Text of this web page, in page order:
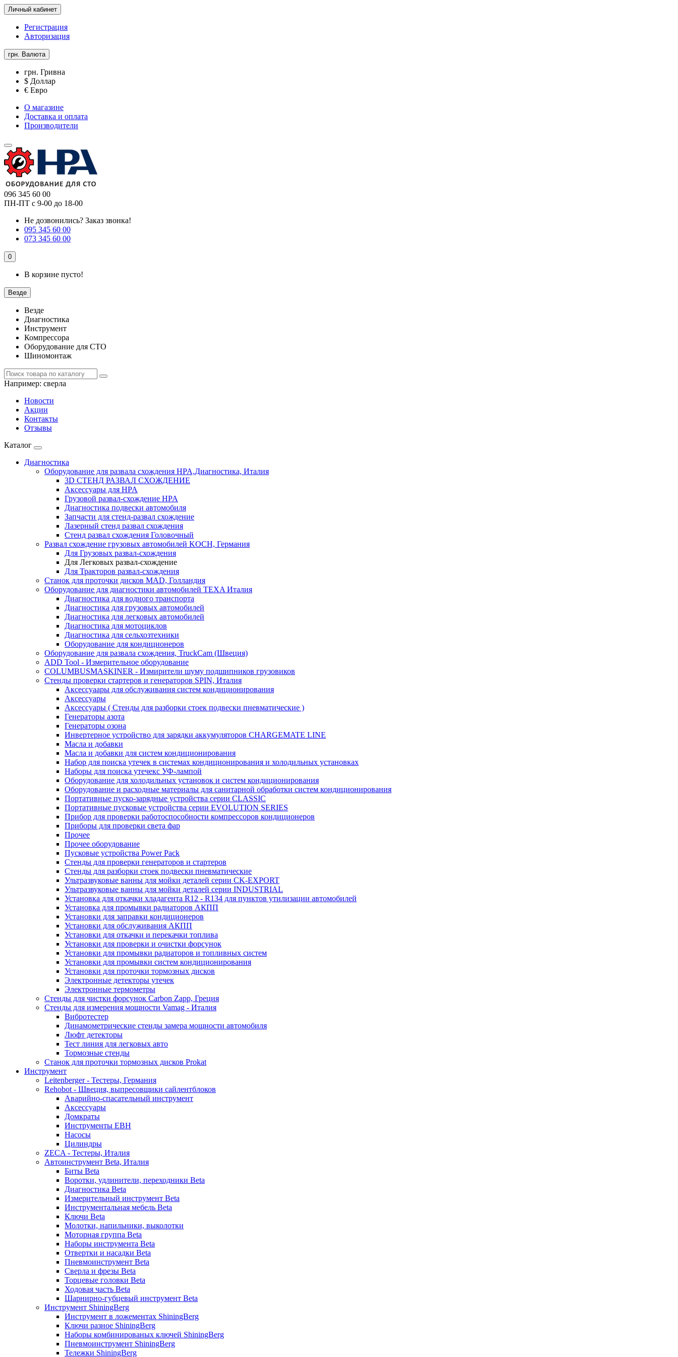
Личный кабинет
Регистрация
Авторизация
грн. Валюта
грн. Гривна
$ Доллар
€ Евро
О магазине
Доставка и оплата
Производители
096 345 60 00
ПН-ПТ с 9-00 до 18-00
Не дозвонились? Заказ звонка!
095 345 60 00
073 345 60 00
0
В корзине пусто!
Везде
Везде
Диагностика
Инструмент
Компрессора
Оборудование для СТО
Шиномонтаж
Например: сверла
Новости
Акции
Контакты
Отзывы
Каталог
Диагностика
Оборудование для развала схождения HPA,Диагностика, Италия
3D СТЕНД РАЗВАЛ СХОЖДЕНИЕ
Аксессуары для HPA
Грузовой развал-схождение HPA
Диагностика подвески автомобиля
Запчасти для стенд-развал схождение
Лазерный стенд развал схождения
Стенд развал схождения Головочный
Развал схождение грузовых автомобилей KOCH, Германия
Для Грузовых развал-схождения
Для Легковых развал-схождение
Для Тракторов развал-схождения
Станок для проточки дисков MAD, Голландия
Оборудование для диагностики автомобилей TEXA Италия
Диагностика для водного транспорта
Диагностика для грузовых автомобилей
Диагностика для легковых автомобилей
Диагностика для мотоциклов
Диагностика для сельхозтехники
Оборудование для кондиционеров
Оборудование для развала схождения, TruckCam (Швеция)
ADD Tool - Измерительное оборудование
COLUMBUSMASKINER - Измирители шуму подшипников грузовиков
Стенды проверки стартеров и генераторов SPIN, Италия
Аксессуаары для обслуживания систем кондиционирования
Аксессуары
Аксессуары ( Стенды для разборки стоек подвески пневматические )
Генераторы азота
Генераторы озона
Инвертерное устройство для зарядки аккумуляторов CHARGEMATE LINE
Масла и добавки
Масла и добавки для систем кондиционирования
Набор для поиска утечек в системах кондиционирования и холодильных установках
Наборы для поиска утечекс УФ-лампой
Оборудование для холодильных установок и систем кондиционирования
Оборудование и расходные материалы для санитарной обработки систем кондиционирования
Портативные пуско-зарядные устройства серии CLASSIC
Портативные пусковые устройства серии EVOLUTION SERIES
Прибор для проверки работоспособности компрессоров кондиционеров
Приборы для проверки света фар
Прочее
Прочее оборудование
Пусковые устройства Power Pack
Стенды для проверки генераторов и стартеров
Стенды для разборки стоек подвески пневматические
Ультразвуковые ванны для мойки деталей серии CK-EXPORT
Ультразвуковые ванны для мойки деталей серии INDUSTRIAL
Установка для откачки хладагента R12 - R134 для пунктов утилизации автомобилей
Установка для промывки радиаторов АКПП
Установки для заправки кондиционеров
Установки для обслуживания АКПП
Установки для откачки и перекачки топлива
Установки для проверки и очистки форсунок
Установки для промывки радиаторов и топливных систем
Установки для промывки систем кондиционирования
Установки для проточки тормозных дисков
Электронные детекторы утечек
Электронные термометры
Стенды для чистки форсунок Carbon Zapp, Греция
Стенды для измерения мощности Vamag - Италия
Вибротестер
Динамометрические стенды замера мощности автомобиля
Люфт детекторы
Тест линия для легковых авто
Тормозные стенды
Станок для проточки тормозных дисков Prokat
Инструмент
Leitenberger - Тестеры, Германия
Rehobot - Швеция, выпресовщики сайлентблоков
Аварийно-спасательный инструмент
Аксессуары
Домкраты
Инструменты EBH
Насосы
Цилиндры
ZECA - Тестеры, Италия
Автоинструмент Beta, Италия
Биты Beta
Воротки, удлинители, переходники Beta
Диагностика Beta
Измерительный инструмент Beta
Инструментальная мебель Beta
Ключи Beta
Молотки, напильники, выколотки
Моторная группа Beta
Наборы инструмента Beta
Отвертки и насадки Beta
Пневмоинструмент Beta
Сверла и фрезы Beta
Торцевые головки Beta
Ходовая часть Beta
Шарнирно-губцевый инструмент Beta
Инструмент ShiningBerg
Инструмент в ложементах ShiningBerg
Ключи разное ShiningBerg
Наборы комбинированых ключей ShiningBerg
Пневмоинструмент ShiningBerg
Тележки ShiningBerg